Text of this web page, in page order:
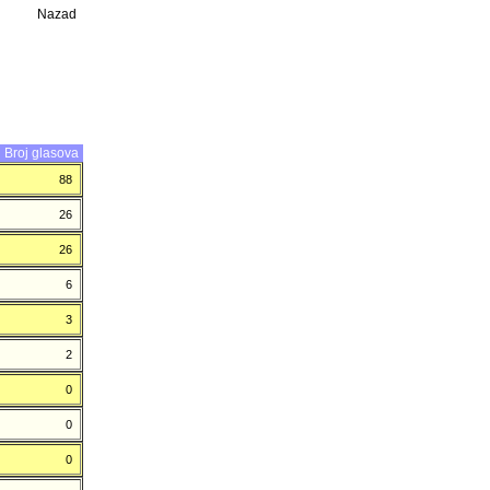
Nazad
Broj glasova
88
26
26
6
3
2
0
0
0